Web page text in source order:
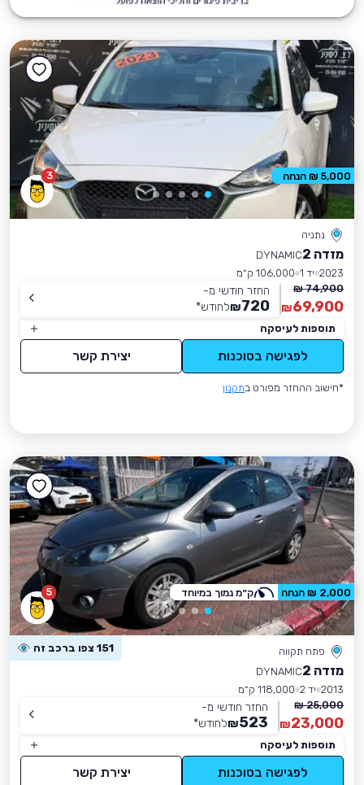
3
נתניה
מזדה 2
DYNAMIC
2023 יד 1
106,000 ק״מ
74,900 ₪
69,900
₪
החזר חודשי מ-
720
₪לחודש*
תוספות לעיסקה
לפגישה בסוכנות יצירת קשר
*חישוב ההחזר מפורט בתקנון
5,000 ₪ הנחה
5
פתח תקווה 151 צפו ברכב זה
מזדה 2
DYNAMIC
2013 יד 2
118,000 ק״מ
25,000 ₪
23,000
₪
החזר חודשי מ-
523
₪לחודש*
תוספות לעיסקה
לפגישה בסוכנות יצירת קשר
2,000 ₪ הנחה ק״מ נמוך במיוחד